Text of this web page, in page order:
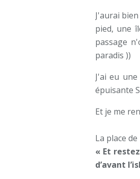
J'aurai
pied, une
passage
paradis ))
J'ai eu
épuisante
Et je me
La place
« Et
d’avant